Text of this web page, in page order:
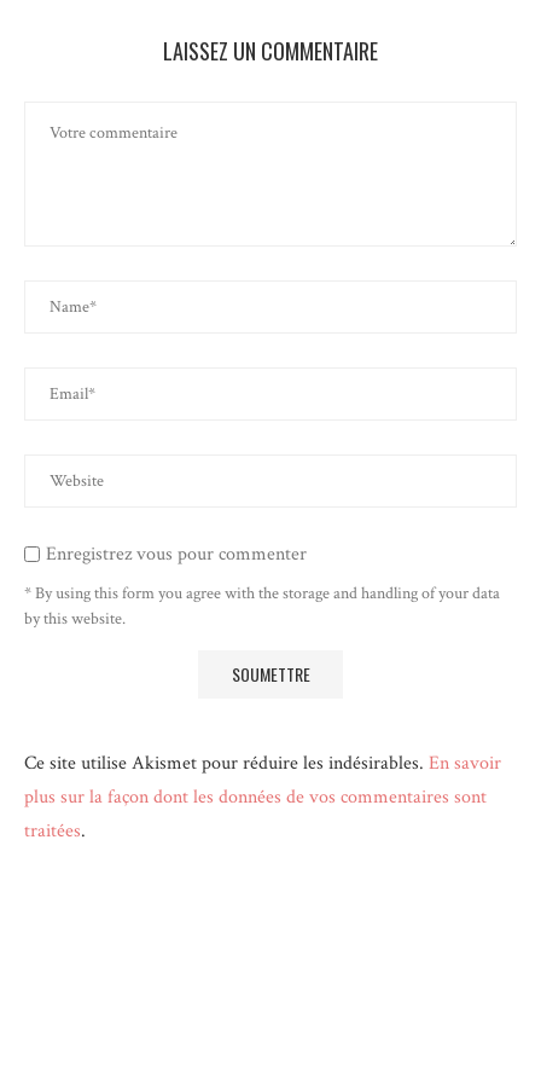
LAISSEZ UN COMMENTAIRE
Enregistrez vous pour commenter
* By using this form you agree with the storage and handling of your data
by this website.
Ce site utilise Akismet pour réduire les indésirables. En savoir
plus sur la façon dont les données de vos commentaires sont
traitées.